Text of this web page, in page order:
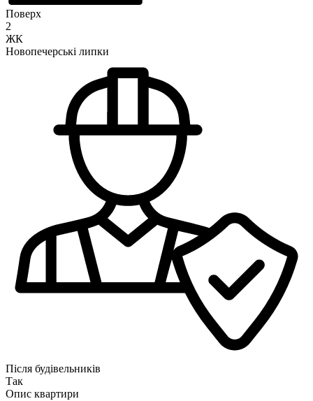
Поверх
2
ЖК
Новопечерські липки
Після будівельників
Так
Опис квартири